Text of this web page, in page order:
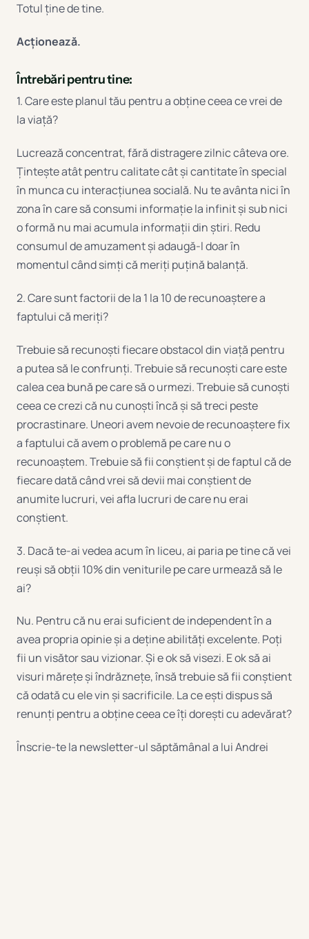
Totul ține de tine.
Acționează.
Întrebări pentru tine:
1. Care este planul tău pentru a obține ceea ce vrei de
la viață?
Lucrează concentrat, fără distragere zilnic câteva ore.
Țintește atât pentru calitate cât și cantitate în special
în munca cu interacțiunea socială. Nu te avânta nici în
zona în care să consumi informație la infinit și sub nici
o formă nu mai acumula informații din știri. Redu
consumul de amuzament și adaugă-l doar în
momentul când simți că meriți puțină balanță.
2. Care sunt factorii de la 1 la 10 de recunoaștere a
faptului că meriți?
Trebuie să recunoști fiecare obstacol din viață pentru
a putea să le confrunți. Trebuie să recunoști care este
calea cea bună pe care să o urmezi. Trebuie să cunoști
ceea ce crezi că nu cunoști încă și să treci peste
procrastinare. Uneori avem nevoie de recunoaștere fix
a faptului că avem o problemă pe care nu o
recunoaștem. Trebuie să fii conștient și de faptul că de
fiecare dată când vrei să devii mai conștient de
anumite lucruri, vei afla lucruri de care nu erai
conștient.
3. Dacă te-ai vedea acum în liceu, ai paria pe tine că vei
reuși să obții 10% din veniturile pe care urmează să le
ai?
Nu. Pentru că nu erai suficient de independent în a
avea propria opinie și a deține abilități excelente. Poți
fii un visător sau vizionar. Și e ok să visezi. E ok să ai
visuri mărețe și îndrăznețe, însă trebuie să fii conștient
că odată cu ele vin și sacrificile. La ce ești dispus să
renunți pentru a obține ceea ce îți dorești cu adevărat?
Înscrie-te la newsletter-ul săptămânal a lui Andrei